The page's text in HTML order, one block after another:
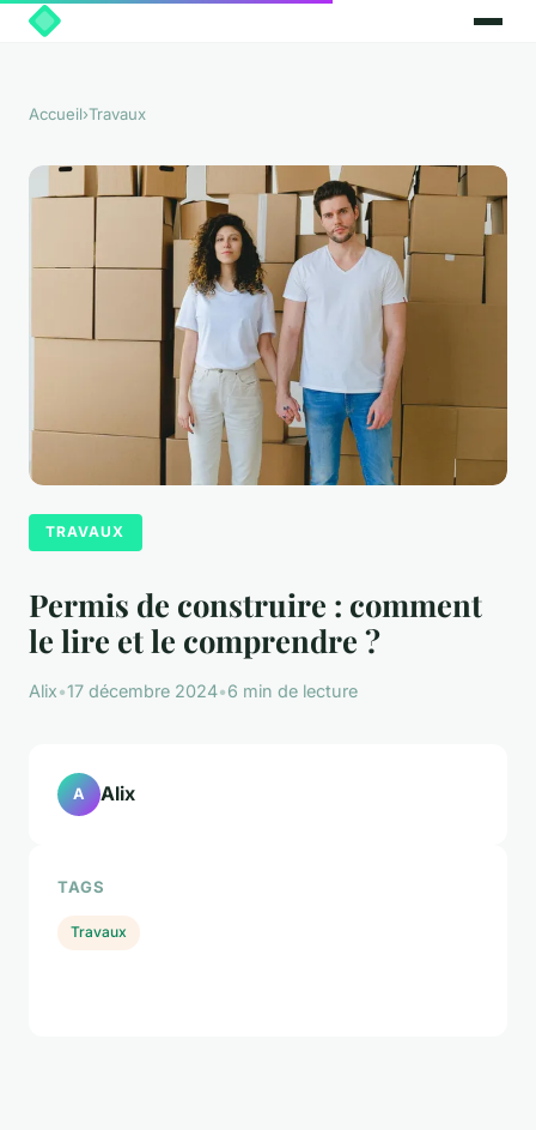
Accueil›Travaux
TRAVAUX
Permis de construire : comment
le lire et le comprendre ?
Alix•17 décembre 2024•6 min de lecture
A Alix
TAGS
Travaux